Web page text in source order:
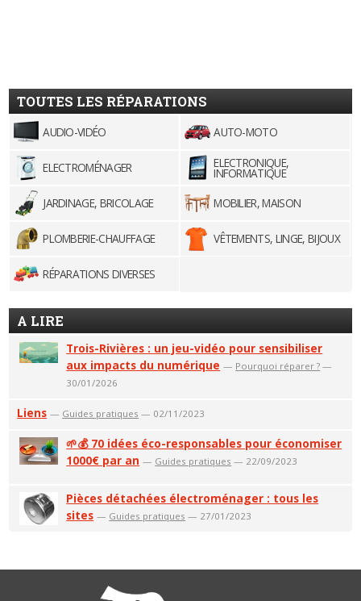
TOUTES LES RÉPARATIONS
AUDIO-VIDÉO AUTO-MOTO
ELECTROMÉNAGER ELECTRONIQUE,
INFORMATIQUE
JARDINAGE, BRICOLAGE
MOBILIER, MAISON
PLOMBERIE-CHAUFFAGE VÊTEMENTS, LINGE, BIJOUX
RÉPARATIONS DIVERSES
A LIRE
Trois-Rivières : un jeu-vidéo pour sensibiliser
aux impacts du numérique — Pourquoi réparer ? —
30/01/2026
Liens — Guides pratiques — 02/11/2023
🌱💰 70 idées éco-responsables pour économiser
1000€ par an — Guides pratiques — 22/09/2023
Pièces détachées électroménager : tous les
sites — Guides pratiques — 27/01/2023